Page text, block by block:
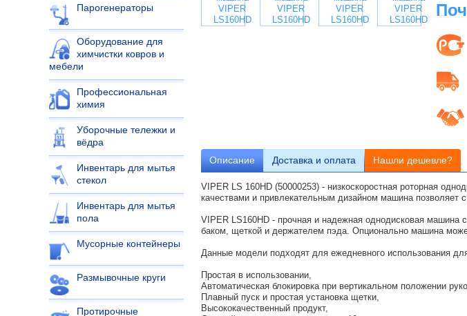
Парогенераторы
Оборудование для
химчистки ковров и
мебели
Профессиональная
химия
Уборочные тележки и
вёдра
Инвентарь для мытья
стекол
Инвентарь для мытья
пола
Мусорные контейнеры
Размывочные круги
Протирочные
Описание Доставка и оплата Нашли дешевле?
VIPER LS 160HD (50000253) - низкоскоростная роторная
качествами и привлекательным дизайном машина позволяет
VIPER LS160HD - прочная и надежная однодисковая
баком, щеткой и держателем пэда. Опционально машина
Данные модели подходят для ежедневного использования
Простая в использовании,
Автоматическая блокировка при вертикальном положении
Плавный пуск и простая установка щетки,
Высококачественный продукт,